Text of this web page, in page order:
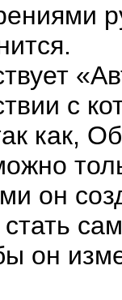
с
как,
он
он